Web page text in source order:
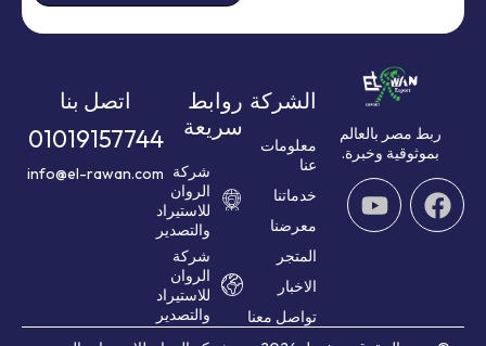
ربط مصر بالعالم
بموثوقية وخبرة.
الشركة
معلومات
عنا
خدماتنا
معرضنا
المتجر
الاخبار
تواصل معنا
روابط
سريعة
شركة
الروان
للاستيراد
والتصدير
شركة
الروان
للاستيراد
والتصدير
اتصل بنا
01019157744
info@el-rawan.com